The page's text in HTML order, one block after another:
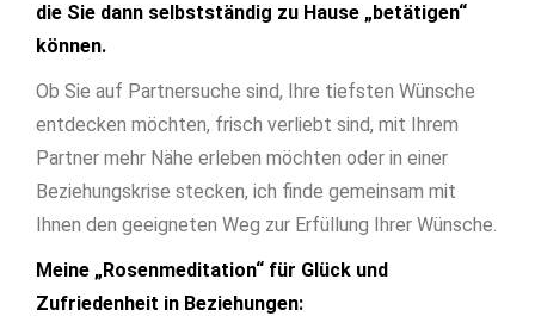
die Sie dann selbstständig zu Hause „betätigen“
können.
Ob Sie auf Partnersuche sind, Ihre tiefsten Wünsche
entdecken möchten, frisch verliebt sind, mit Ihrem
Partner mehr Nähe erleben möchten oder in einer
Beziehungskrise stecken, ich finde gemeinsam mit
Ihnen den geeigneten Weg zur Erfüllung Ihrer Wünsche.
Meine „Rosenmeditation“ für Glück und
Zufriedenheit in Beziehungen: